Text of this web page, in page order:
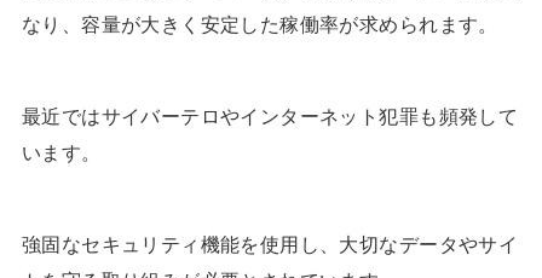
なり、容量が大きく安定した稼働率が求められます。
最近ではサイバーテロやインターネット犯罪も頻発して
います。
強固なセキュリティ機能を使用し、大切なデータやサイ